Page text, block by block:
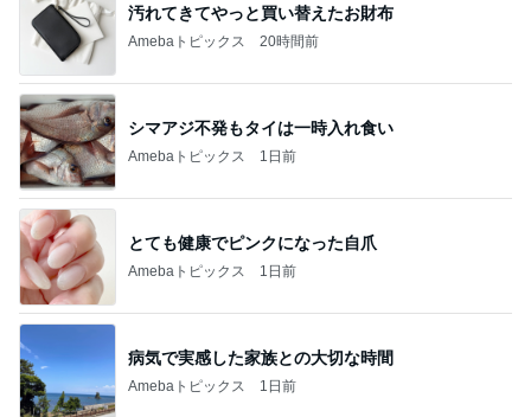
汚れてきてやっと買い替えたお財布
Amebaトピックス 20時間前
シマアジ不発もタイは一時入れ食い
Amebaトピックス 1日前
とても健康でピンクになった自爪
Amebaトピックス 1日前
病気で実感した家族との大切な時間
Amebaトピックス 1日前